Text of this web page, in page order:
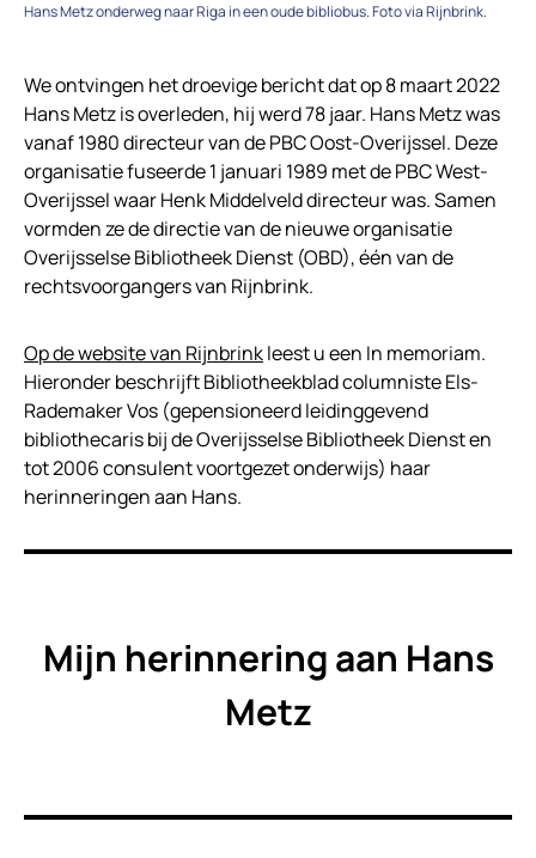
Hans Metz onderweg naar Riga in een oude bibliobus. Foto via Rijnbrink.
We ontvingen het droevige bericht dat op 8 maart 2022
Hans Metz is overleden, hij werd 78 jaar. Hans Metz was
vanaf 1980 directeur van de PBC Oost-Overijssel. Deze
organisatie fuseerde 1 januari 1989 met de PBC West-
Overijssel waar Henk Middelveld directeur was. Samen
vormden ze de directie van de nieuwe organisatie
Overijsselse Bibliotheek Dienst (OBD), één van de
rechtsvoorgangers van Rijnbrink.
Op de website van Rijnbrinkleest u een In memoriam.
Hieronder beschrijft Bibliotheekblad columniste Els-
Rademaker Vos (gepensioneerd leidinggevend
bibliothecaris bij de Overijsselse Bibliotheek Dienst en
tot 2006 consulent voortgezet onderwijs) haar
herinneringen aan Hans.
Mijn herinnering aan Hans
Metz